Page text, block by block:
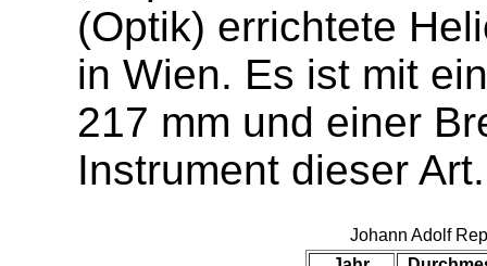
(Optik) errichtete
in Wien. Es ist mit
217 mm und einer
Instrument dieser Art.
Johann Adolf